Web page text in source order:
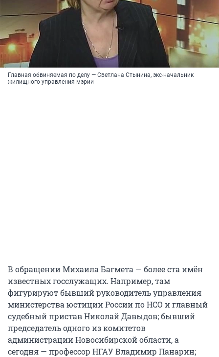
Главная обвиняемая по делу — Светлана Стынина, экс-начальник
жилищного управления мэрии
В обращении Михаила Багмета — более ста имён
известных госслужащих. Например, там
фигурируют бывший руководитель управления
министерства юстиции России по НСО и главный
судебный пристав Николай Давыдов; бывший
председатель одного из комитетов
администрации Новосибирской области, а
сегодня — профессор НГАУ Владимир Панарин;